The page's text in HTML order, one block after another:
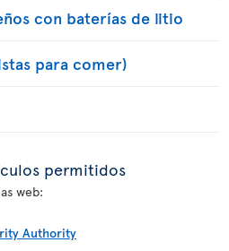
con baterías de litio
para comer)
permitidos
web:
Authority